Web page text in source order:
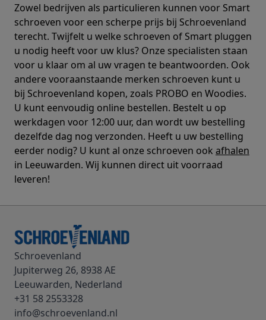
Zowel bedrijven als particulieren kunnen voor Smart
schroeven voor een scherpe prijs bij Schroevenland
terecht. Twijfelt u welke schroeven of Smart pluggen
u nodig heeft voor uw klus? Onze specialisten staan
voor u klaar om al uw vragen te beantwoorden. Ook
andere vooraanstaande merken schroeven kunt u
bij Schroevenland kopen, zoals PROBO en Woodies.
U kunt eenvoudig online bestellen. Bestelt u op
werkdagen voor 12:00 uur, dan wordt uw bestelling
dezelfde dag nog verzonden. Heeft u uw bestelling
eerder nodig? U kunt al onze schroeven ook afhalen
in Leeuwarden. Wij kunnen direct uit voorraad
leveren!
Schroevenland
Jupiterweg 26, 8938 AE
Leeuwarden, Nederland
+31 58 2553328
info@schroevenland.nl